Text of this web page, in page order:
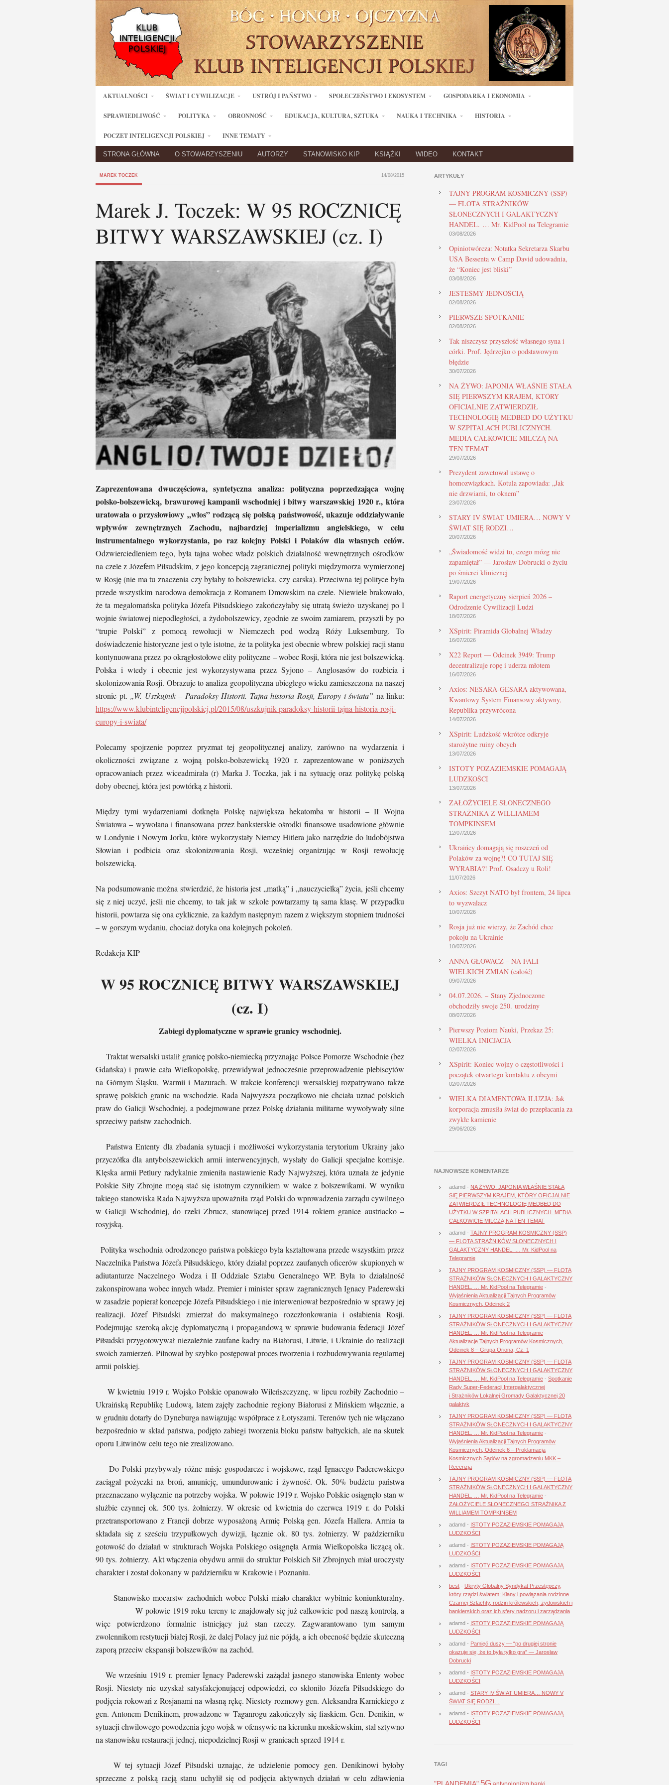
AKTUALNOŚCI ŚWIAT I CYWILIZACJE USTRÓJ I PAŃSTWO SPOŁECZEŃSTWO I EKOSYSTEM GOSPODARKA I EKONOMIA
SPRAWIEDLIWOŚĆ POLITYKA OBRONNOŚĆ EDUKACJA, KULTURA, SZTUKA NAUKA I TECHNIKA HISTORIA
POCZET INTELIGENCJI POLSKIEJ INNE TEMATY
STRONA GŁÓWNA O STOWARZYSZENIU AUTORZY STANOWISKO KIP KSIĄŻKI WIDEO KONTAKT
MAREK TOCZEK 14/08/2015
Marek J. Toczek: W 95 ROCZNICĘ
BITWY WARSZAWSKIEJ (cz. I)
Zaprezentowana dwuczęściowa, syntetyczna analiza: polityczna poprzedzająca wojnę
polsko-bolszewicką, brawurowej kampanii wschodniej i bitwy warszawskiej 1920 r., która
uratowała o przysłowiowy „włos” rodzącą się polską państwowość, ukazuje oddziaływanie
wpływów zewnętrznych Zachodu, najbardziej imperializmu angielskiego, w celu
instrumentalnego wykorzystania, po raz kolejny Polski i Polaków dla własnych celów.
Odzwierciedleniem tego, była tajna wobec władz polskich działalność wewnętrznych ośrodków
na czele z Józefem Piłsudskim, z jego koncepcją zagranicznej polityki międzymorza wymierzonej
w Rosję (nie ma tu znaczenia czy byłaby to bolszewicka, czy carska). Przeciwna tej polityce była
przede wszystkim narodowa demokracja z Romanem Dmowskim na czele. Niewiele brakowało,
że ta megalomańska polityka Józefa Piłsudskiego zakończyłaby się utratą świeżo uzyskanej po I
wojnie światowej niepodległości, a żydobolszewicy, zgodnie ze swoim zamiarem, przyszli by po
“trupie Polski” z pomocą rewolucji w Niemczech pod wodzą Róży Luksemburg. To
doświadczenie historyczne jest o tyle istotne, że ta polityka jest obecnie wbrew polskiej racji stanu
kontynuowana przez po okrągłostołowe elity polityczne – wobec Rosji, która nie jest bolszewicką.
Polska i wtedy i obecnie jest wykorzystywana przez Syjono – Anglosasów do rozbicia i
skolonizowania Rosji. Obrazuje to analiza geopolityczna ubiegłego wieku zamieszczona na naszej
stronie pt. „W. Uszkujnik – Paradoksy Historii. Tajna historia Rosji, Europy i świata” na linku:
https://www.klubinteligencjipolskiej.pl/2015/08/uszkujnik-paradoksy-historii-tajna-historia-rosji-
europy-i-swiata/
Polecamy spojrzenie poprzez pryzmat tej geopolitycznej analizy, zarówno na wydarzenia i
okoliczności związane z wojną polsko-bolszewicką 1920 r. zaprezentowane w poniższych
opracowaniach przez wiceadmirała (r) Marka J. Toczka, jak i na sytuację oraz politykę polską
doby obecnej, która jest powtórką z historii.
Między tymi wydarzeniami dotknęła Polskę największa hekatomba w historii – II Wojna
Światowa – wywołana i finansowana przez banksterskie ośrodki finansowe usadowione głównie
w Londynie i Nowym Jorku, które wykorzystały Niemcy Hitlera jako narzędzie do ludobójstwa
Słowian i podbicia oraz skolonizowania Rosji, wcześniej organizując w Rosji rewolucję
bolszewicką.
Na podsumowanie można stwierdzić, że historia jest „matką” i „nauczycielką” życia, jeśli chcemy
się z niej uczyć, jeśli nie chcemy, to tak jak w szkole powtarzamy tą sama klasę. W przypadku
historii, powtarza się ona cyklicznie, za każdym następnym razem z większym stopniem trudności
– w gorszym wydaniu, chociaż dotyka ona kolejnych pokoleń.
Redakcja KIP
W 95 ROCZNICĘ BITWY WARSZAWSKIEJ
(cz. I)
Zabiegi dyplomatyczne w sprawie granicy wschodniej.
Traktat wersalski ustalił granicę polsko-niemiecką przyznając Polsce Pomorze Wschodnie (bez
Gdańska) i prawie cała Wielkopolskę, przewidywał jednocześnie przeprowadzenie plebiscytów
na Górnym Śląsku, Warmii i Mazurach. W trakcie konferencji wersalskiej rozpatrywano także
sprawę polskich granic na wschodzie. Rada Najwyższa początkowo nie chciała uznać polskich
praw do Galicji Wschodniej, a podejmowane przez Polskę działania militarne wywoływały silne
sprzeciwy państw zachodnich.
Państwa Ententy dla zbadania sytuacji i możliwości wykorzystania terytorium Ukrainy jako
przyczółka dla antybolszewickich armii interwencyjnych, wysłały do Galicji specjalne komisje.
Klęska armii Petlury radykalnie zmieniła nastawienie Rady Najwyższej, która uznała że jedynie
Polskie Siły Zbrojne mogą stać się istotnym czynnikiem w walce z bolszewikami. W wyniku
takiego stanowiska Rada Najwyższa upoważniła rząd Polski do wprowadzenia zarządu cywilnego
w Galicji Wschodniej, do rzeki Zbrucz, stanowiącej przed 1914 rokiem granice austriacko –
rosyjską.
Polityka wschodnia odrodzonego państwa polskiego była kształtowana przede wszystkim przez
Naczelnika Państwa Józefa Piłsudskiego, który działał poprzez zaufanych oficerów skupionych w
adiutanturze Naczelnego Wodza i II Oddziale Sztabu Generalnego WP. Była to działalność
zakonspirowana wobec innych władz. Premier i minister spraw zagranicznych Ignacy Paderewski
w zasadzie popierał koncepcje Józefa Piłsudskiego i nie interweniował bezpośrednio w sprawy jej
realizacji. Józef Piłsudski zmierzał do maksymalnego rozczłonkowania i osłabienia Rosji.
Podejmując szeroką akcję dyplomatyczną i propagandową w sprawie budowania federacji Józef
Piłsudski przygotowywał niezależnie zaufane kadry na Białorusi, Litwie, i Ukrainie do realizacji
swoich zamierzeń. Pilnował by szybko postępował proces tworzenia i rozbudowywania regularnej
armii polskiej.
W kwietniu 1919 r. Wojsko Polskie opanowało Wileńszczyznę, w lipcu rozbiły Zachodnio –
Ukraińską Republikę Ludową, latem zajęły zachodnie regiony Białorusi z Mińskiem włącznie, a
w grudniu dotarły do Dyneburga nawiązując współprace z Łotyszami. Terenów tych nie włączano
bezpośrednio w skład państwa, podjęto zabiegi tworzenia bloku państw bałtyckich, ale na skutek
oporu Litwinów celu tego nie zrealizowano.
Do Polski przybywały różne misje gospodarcze i wojskowe, rząd Ignacego Paderewskiego
zaciągał pożyczki na broń, amunicję, umundurowanie i żywność. Ok. 50% budżetu państwa
przeznaczano wyłącznie na potrzeby wojska. W połowie 1919 r. Wojsko Polskie osiągnęło stan w
służbie czynnej ok. 500 tys. żołnierzy. W okresie od kwietnia do czerwca 1919 r. do Polski
przetransportowano z Francji dobrze wyposażoną Armię Polską gen. Józefa Hallera. Armia ta
składała się z sześciu trzypułkowych dywizji, łącznie ok. 80 tys. żołnierzy. W październiku
gotowość do działań w strukturach Wojska Polskiego osiągnęła Armia Wielkopolska liczącą ok.
90 tys. żołnierzy. Akt włączenia obydwu armii do struktur Polskich Sił Zbrojnych miał uroczysty
charakter i został dokonany w październiku w Krakowie i Poznaniu.
Stanowisko mocarstw zachodnich wobec Polski miało charakter wybitnie koniunkturalny.
W połowie 1919 roku tereny te znajdowały się już całkowicie pod naszą kontrolą, a
więc potwierdzono formalnie istniejący już stan rzeczy. Zagwarantowano tym samym
zwolennikom restytucji białej Rosji, że dalej Polacy już nie pójdą, a ich obecność będzie skuteczną
zaporą przeciw ekspansji bolszewików na zachód.
We wrześniu 1919 r. premier Ignacy Paderewski zażądał jasnego stanowiska Ententy wobec
Rosji. Niestety nie uzyskał satysfakcjonującej odpowiedzi, co skłoniło Józefa Piłsudskiego do
podjęcia rokowań z Rosjanami na własną rękę. Niestety rozmowy gen. Aleksandra Karnickiego z
gen. Antonem Denikinem, prowadzone w Taganrogu zakończyły się fiaskiem. Gen. Denikin, w
sytuacji chwilowego powodzenia jego wojsk w ofensywie na kierunku moskiewskim, stał sztywno
na stanowisku restauracji jednej, niepodzielnej Rosji w granicach sprzed 1914 r.
W tej sytuacji Józef Piłsudski uznając, że udzielenie pomocy gen. Denikinowi byłoby
sprzeczne z polską racją stanu uchylił się od podjęcia aktywnych działań w celu zdławienia
ARTYKUŁY
TAJNY PROGRAM KOSMICZNY (SSP)
— FLOTA STRAŻNIKÓW
SŁONECZNYCH I GALAKTYCZNY
HANDEL. … Mr. KidPool na Telegramie
03/08/2026
Opiniotwórcza: Notatka Sekretarza Skarbu
USA Bessenta w Camp David udowadnia,
że “Koniec jest bliski”
03/08/2026
JESTEŚMY JEDNOŚCIĄ
02/08/2026
PIERWSZE SPOTKANIE
02/08/2026
Tak niszczysz przyszłość własnego syna i
córki. Prof. Jędrzejko o podstawowym
błędzie
30/07/2026
NA ŻYWO: JAPONIA WŁAŚNIE STAŁA
SIĘ PIERWSZYM KRAJEM, KTÓRY
OFICJALNIE ZATWIERDZIŁ
TECHNOLOGIĘ MEDBED DO UŻYTKU
W SZPITALACH PUBLICZNYCH.
MEDIA CAŁKOWICIE MILCZĄ NA
TEN TEMAT
29/07/2026
Prezydent zawetował ustawę o
homozwiązkach. Kotula zapowiada: „Jak
nie drzwiami, to oknem”
23/07/2026
STARY IV ŚWIAT UMIERA… NOWY V
ŚWIAT SIĘ RODZI…
20/07/2026
„Świadomość widzi to, czego mózg nie
zapamiętał” — Jarosław Dobrucki o życiu
po śmierci klinicznej
19/07/2026
Raport energetyczny sierpień 2026 –
Odrodzenie Cywilizacji Ludzi
18/07/2026
XSpirit: Piramida Globalnej Władzy
16/07/2026
X22 Report — Odcinek 3949: Trump
decentralizuje ropę i uderza młotem
16/07/2026
Axios: NESARA-GESARA aktywowana,
Kwantowy System Finansowy aktywny,
Republika przywrócona
14/07/2026
XSpirit: Ludzkość wkrótce odkryje
starożytne ruiny obcych
13/07/2026
ISTOTY POZAZIEMSKIE POMAGAJĄ
LUDZKOŚCI
13/07/2026
ZAŁOŻYCIELE SŁONECZNEGO
STRAŻNIKA Z WILLIAMEM
TOMPKINSEM
12/07/2026
Ukraińcy domagają się roszczeń od
Polaków za wojnę?! CO TUTAJ SIĘ
WYRABIA?! Prof. Osadczy u Roli!
11/07/2026
Axios: Szczyt NATO był frontem, 24 lipca
to wyzwalacz
10/07/2026
Rosja już nie wierzy, że Zachód chce
pokoju na Ukrainie
10/07/2026
ANNA GŁOWACZ – NA FALI
WIELKICH ZMIAN (całość)
09/07/2026
04.07.2026. – Stany Zjednoczone
obchodziły swoje 250. urodziny
08/07/2026
Pierwszy Poziom Nauki, Przekaz 25:
WIELKA INICJACJA
02/07/2026
XSpirit: Koniec wojny o częstotliwości i
początek otwartego kontaktu z obcymi
02/07/2026
WIELKA DIAMENTOWA ILUZJA: Jak
korporacja zmusiła świat do przepłacania za
zwykłe kamienie
29/06/2026
NAJNOWSZE KOMENTARZE
adamd - NA ŻYWO: JAPONIA WŁAŚNIE STAŁA
SIĘ PIERWSZYM KRAJEM, KTÓRY OFICJALNIE
ZATWIERDZIŁ TECHNOLOGIĘ MEDBED DO
UŻYTKU W SZPITALACH PUBLICZNYCH. MEDIA
CAŁKOWICIE MILCZĄ NA TEN TEMAT
adamd - TAJNY PROGRAM KOSMICZNY (SSP)
— FLOTA STRAŻNIKÓW SŁONECZNYCH I
GALAKTYCZNY HANDEL. … Mr. KidPool na
Telegramie
TAJNY PROGRAM KOSMICZNY (SSP) — FLOTA
STRAŻNIKÓW SŁONECZNYCH I GALAKTYCZNY
HANDEL. … Mr. KidPool na Telegramie -
Wyjaśnienia Aktualizacji Tajnych Programów
Kosmicznych, Odcinek 2
TAJNY PROGRAM KOSMICZNY (SSP) — FLOTA
STRAŻNIKÓW SŁONECZNYCH I GALAKTYCZNY
HANDEL. … Mr. KidPool na Telegramie -
Aktualizacje Tajnych Programów Kosmicznych,
Odcinek 8 – Grupa Oriona, Cz. 1
TAJNY PROGRAM KOSMICZNY (SSP) — FLOTA
STRAŻNIKÓW SŁONECZNYCH I GALAKTYCZNY
HANDEL. … Mr. KidPool na Telegramie - Spotkanie
Rady Super-Federacji Intergalaktycznej
i Strażników Lokalnej Gromady Galaktycznej 20
galaktyk
TAJNY PROGRAM KOSMICZNY (SSP) — FLOTA
STRAŻNIKÓW SŁONECZNYCH I GALAKTYCZNY
HANDEL. … Mr. KidPool na Telegramie -
Wyjaśnienia Aktualizacji Tajnych Programów
Kosmicznych, Odcinek 6 – Proklamacja
Kosmicznych Sądów na zgromadzeniu MKK –
Recenzja
TAJNY PROGRAM KOSMICZNY (SSP) — FLOTA
STRAŻNIKÓW SŁONECZNYCH I GALAKTYCZNY
HANDEL. … Mr. KidPool na Telegramie -
ZAŁOŻYCIELE SŁONECZNEGO STRAŻNIKA Z
WILLIAMEM TOMPKINSEM
adamd - ISTOTY POZAZIEMSKIE POMAGAJĄ
LUDZKOŚCI
adamd - ISTOTY POZAZIEMSKIE POMAGAJĄ
LUDZKOŚCI
adamd - ISTOTY POZAZIEMSKIE POMAGAJĄ
LUDZKOŚCI
best - Ukryty Globalny Syndykat Przestępczy,
który rządzi światem: Klany i powiązania rodzinne
Czarnej Szlachty, rodzin królewskich, żydowskich i
bankierskich oraz ich sfery nadzoru i zarządzania
adamd - ISTOTY POZAZIEMSKIE POMAGAJĄ
LUDZKOŚCI
adamd - Pamięć duszy — “po drugiej stronie
okazuje się, że to była tylko gra” — Jarosław
Dobrucki
adamd - ISTOTY POZAZIEMSKIE POMAGAJĄ
LUDZKOŚCI
adamd - STARY IV ŚWIAT UMIERA… NOWY V
ŚWIAT SIĘ RODZI…
adamd - ISTOTY POZAZIEMSKIE POMAGAJĄ
LUDZKOŚCI
TAGI
5G